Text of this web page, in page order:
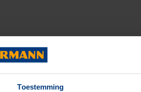
Toestemming